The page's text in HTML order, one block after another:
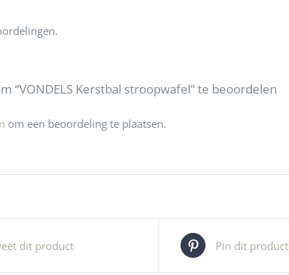
“VONDELS Kerstbal stroopwafel” te beoordelen
om een beoordeling te plaatsen.
dit product Pin dit product